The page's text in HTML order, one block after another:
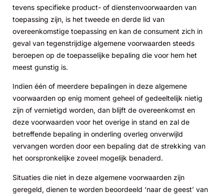
tevens specifieke product- of dienstenvoorwaarden van
toepassing zijn, is het tweede en derde lid van
overeenkomstige toepassing en kan de consument zich in
geval van tegenstrijdige algemene voorwaarden steeds
beroepen op de toepasselijke bepaling die voor hem het
meest gunstig is.
Indien één of meerdere bepalingen in deze algemene
voorwaarden op enig moment geheel of gedeeltelijk nietig
zijn of vernietigd worden, dan blijft de overeenkomst en
deze voorwaarden voor het overige in stand en zal de
betreffende bepaling in onderling overleg onverwijld
vervangen worden door een bepaling dat de strekking van
het oorspronkelijke zoveel mogelijk benaderd.
Situaties die niet in deze algemene voorwaarden zijn
geregeld, dienen te worden beoordeeld ‘naar de geest’ van